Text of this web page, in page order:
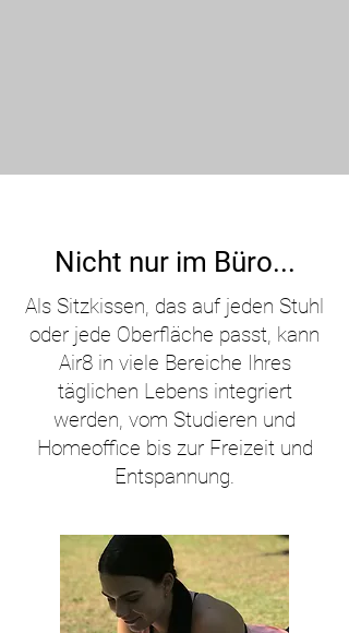
Nicht nur im Büro...
Als Sitzkissen, das auf jeden Stuhl
oder jede Oberfläche passt, kann
Air8 in viele Bereiche Ihres
täglichen Lebens integriert
werden, vom Studieren und
Homeoffice bis zur Freizeit und
Entspannung.